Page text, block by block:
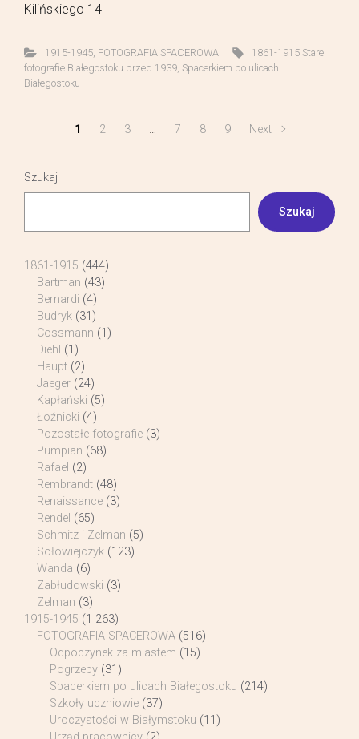
Kilińskiego 14
1915-1945, FOTOGRAFIA SPACEROWA
1861-1915 Stare
fotografie Białegostoku przed 1939 Spacerkiem po ulicach
Białegostoku
1 2 3 … 7 8 9 Next
Szukaj
Szukaj
1861-1915 (444)
Bartman (43)
Bernardi (4)
Budryk (31)
Cossmann (1)
Diehl (1)
Haupt (2)
Jaeger (24)
Kapłański (5)
Łoźnicki (4)
Pozostałe fotografie (3)
Pumpian (68)
Rafael (2)
Rembrandt (48)
Renaissance (3)
Rendel (65)
Schmitz i Zelman (5)
Sołowiejczyk (123)
Wanda (6)
Zabłudowski (3)
Zelman (3)
1915-1945 (1 263)
FOTOGRAFIA SPACEROWA (516)
Odpoczynek za miastem (15)
Pogrzeby (31)
Spacerkiem po ulicach Białegostoku (214)
Szkoły uczniowie (37)
Uroczystości w Białymstoku (11)